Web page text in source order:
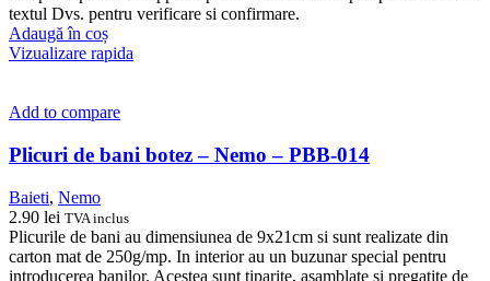
textul Dvs. pentru verificare si confirmare.
Adaugă în coș
Vizualizare rapida
Add to compare
Plicuri de bani botez – Nemo – PBB-014
Baieti, Nemo
2.90 lei TVA inclus
Plicurile de bani au dimensiunea de 9x21cm si sunt realizate din
carton mat de 250g/mp. In interior au un buzunar special pentru
introducerea banilor. Acestea sunt tiparite, asamblate si pregatite de